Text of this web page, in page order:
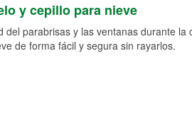
y cepillo para nieve
del parabrisas y las ventanas durante
de forma fácil y segura sin rayarlos.